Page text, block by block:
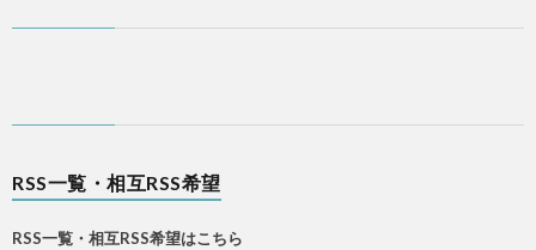
RSS一覧・相互RSS希望
RSS一覧・相互RSS希望はこちら